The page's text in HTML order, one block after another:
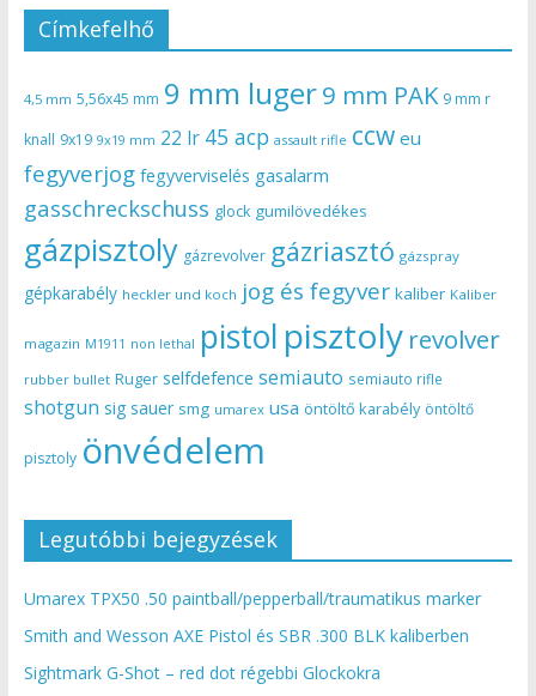
Címkefelhő
4,5 mm 5,56x45 mm 9 mm luger9 mm PAK 9 mm r
knall 9x19 9x19 mm 22 lr 45 acp assault rifle ccw eu
fegyverjog fegyverviselés gasalarm
gasschreckschuss glock gumilövedékes
gázpisztoly gázrevolver gázriasztó gázspray
gépkarabély heckler und koch jog és fegyver kaliber Kaliber
magazin M1911 non lethal pistol pisztoly revolver
rubber bullet Ruger selfdefence semiauto semiauto rifle
shotgun sig sauer smg umarex usa öntöltő karabély öntöltő
pisztoly önvédelem
Legutóbbi bejegyzések
Umarex TPX50 .50 paintball/pepperball/traumatikus marker
Smith and Wesson AXE Pistol és SBR .300 BLK kaliberben
Sightmark G-Shot – red dot régebbi Glockokra